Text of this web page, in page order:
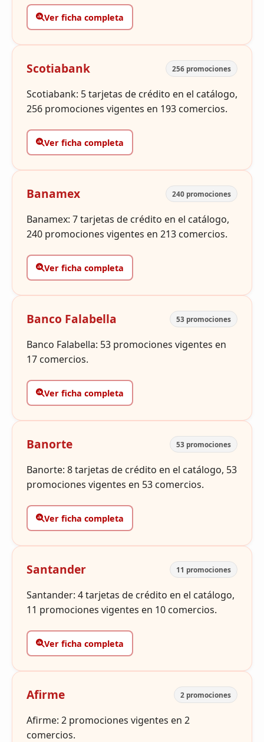
Ver ficha completa
Scotiabank 256 promociones
Scotiabank: 5 tarjetas de crédito en el catálogo,
256 promociones vigentes en 193 comercios.
Ver ficha completa
Banamex 240 promociones
Banamex: 7 tarjetas de crédito en el catálogo,
240 promociones vigentes en 213 comercios.
Ver ficha completa
Banco Falabella 53 promociones
Banco Falabella: 53 promociones vigentes en
17 comercios.
Ver ficha completa
Banorte 53 promociones
Banorte: 8 tarjetas de crédito en el catálogo, 53
promociones vigentes en 53 comercios.
Ver ficha completa
Santander 11 promociones
Santander: 4 tarjetas de crédito en el catálogo,
11 promociones vigentes en 10 comercios.
Ver ficha completa
Afirme 2 promociones
Afirme: 2 promociones vigentes en 2
comercios.